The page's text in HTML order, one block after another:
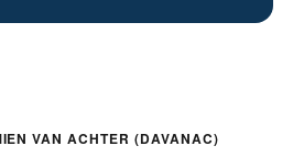
VAN ACHTER (DAVANAC)